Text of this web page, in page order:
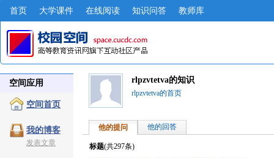
首页 大学课件 在线阅读 知识问答 教师库
空间应用
空间首页
我的博客
发表文章
rlpzvtetva的知识
rlpzvtetva的首页
他的提问 他的回答
标题(共297条)